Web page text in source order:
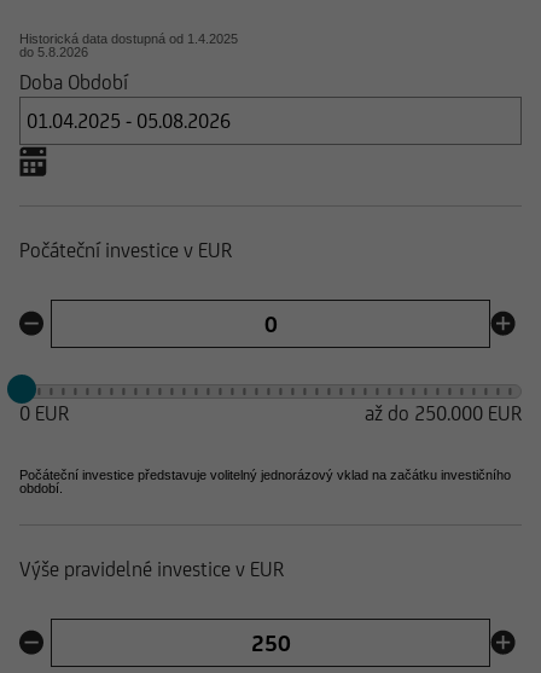
Historická data dostupná od 1.4.2025
do 5.8.2026
Doba Období
Počáteční investice v EUR
0 EUR až do 250.000 EUR
Počáteční investice představuje volitelný jednorázový vklad na začátku investičního
období.
Výše pravidelné investice v EUR